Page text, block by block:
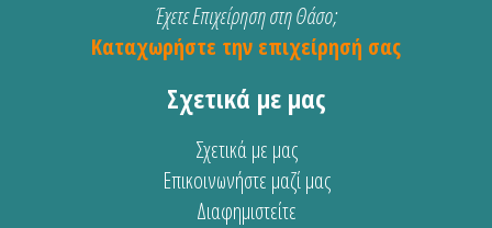
Έχετε Επιχείρηση στη Θάσο;
Καταχωρήστε την επιχείρησή σας
Σχετικά με μας
Σχετικά με μας
Επικοινωνήστε μαζί μας
Διαφημιστείτε